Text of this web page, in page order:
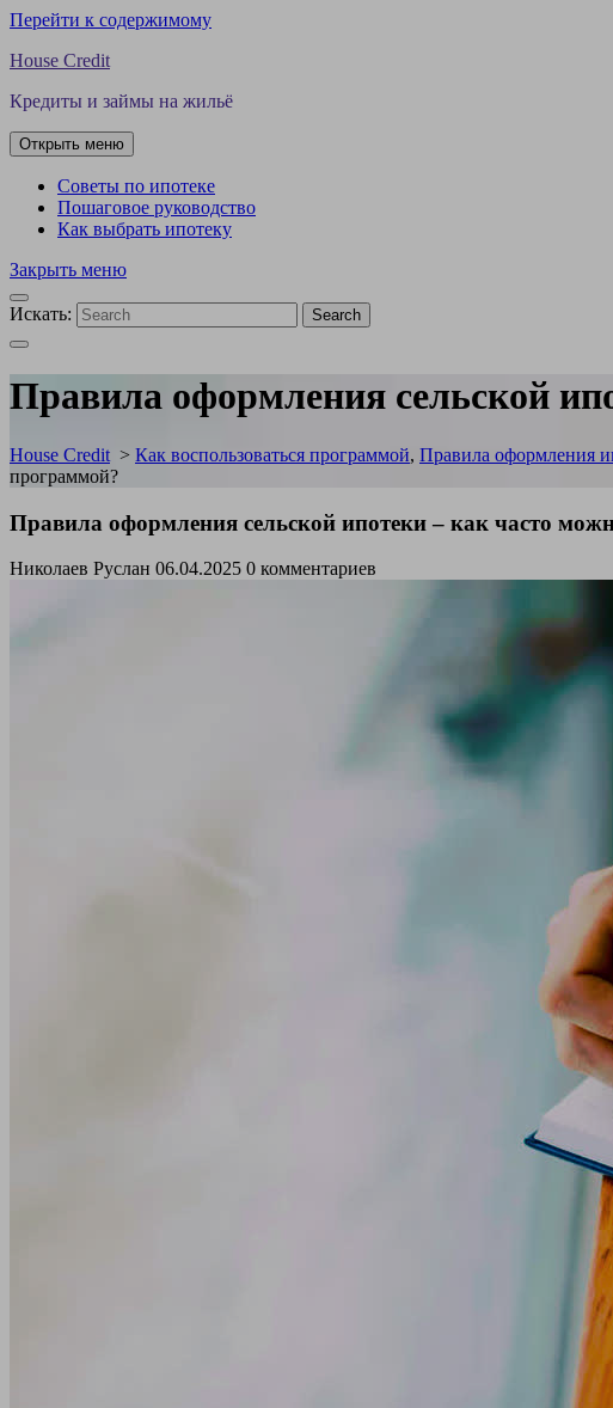
Перейти к содержимому
House Credit
Кредиты и займы на жильё
Открыть меню
Советы по ипотеке
Пошаговое руководство
Как выбрать ипотеку
Закрыть меню
Искать: Search
Правила оформления сельской
House Credit > Как воспользоваться программой, Правила оформления
программой?
Правила оформления сельской ипотеки – как часто
Николаев Руслан 06.04.2025 0 комментариев